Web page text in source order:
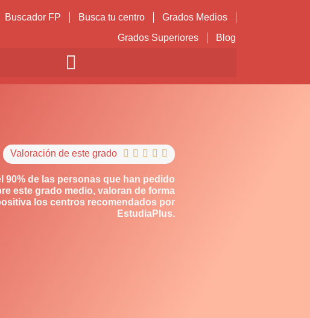
Buscador FP Busca tu centro
Grados Medios
Grados Superiores
Blog
Valoración de este grado     
90% de las personas que han pedido
este grado medio, valoran de forma
los centros recomendados por
EstudiaPlus.